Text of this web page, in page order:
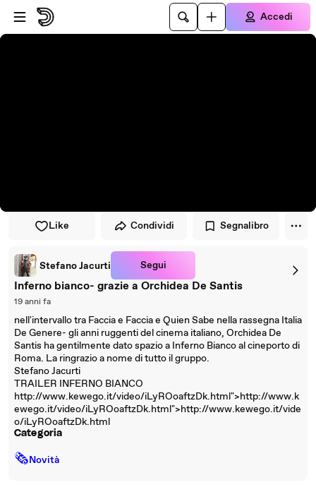
Vai al lettore
Passa al contenuto principale
Accedi
Like Condividi Segnalibro
Stefano Jacurti Segui
Inferno bianco- grazie a Orchidea De Santis
19 anni fa
nell'intervallo tra Faccia e Faccia e Quien Sabe nella rassegna Italia
De Genere- gli anni ruggenti del cinema italiano, Orchidea De
Santis ha gentilmente dato spazio a Inferno Bianco al cineporto di
Roma. La ringrazio a nome di tutto il gruppo.
Stefano Jacurti
TRAILER INFERNO BIANCO
http://www.kewego.it/video/iLyROoaftzDk.html">http://www.k
ewego.it/video/iLyROoaftzDk.html">http://www.kewego.it/vide
o/iLyROoaftzDk.html
Categoria
🗞Novità